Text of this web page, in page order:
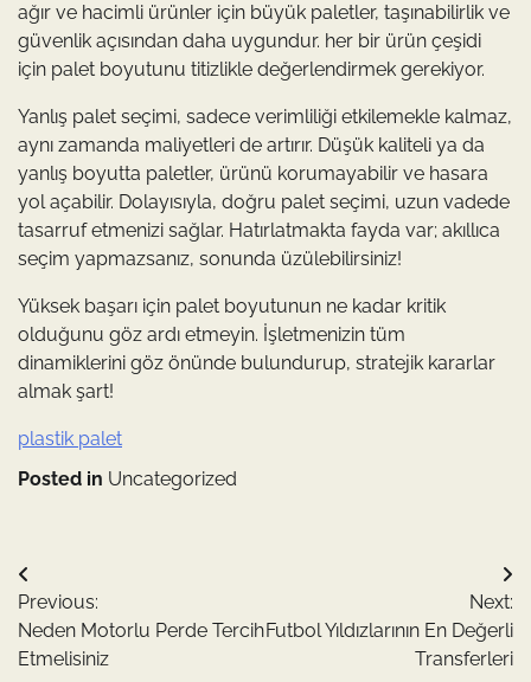
ağır ve hacimli ürünler için büyük paletler, taşınabilirlik ve
güvenlik açısından daha uygundur. her bir ürün çeşidi
için palet boyutunu titizlikle değerlendirmek gerekiyor.
Yanlış palet seçimi, sadece verimliliği etkilemekle kalmaz,
aynı zamanda maliyetleri de artırır. Düşük kaliteli ya da
yanlış boyutta paletler, ürünü korumayabilir ve hasara
yol açabilir. Dolayısıyla, doğru palet seçimi, uzun vadede
tasarruf etmenizi sağlar. Hatırlatmakta fayda var; akıllıca
seçim yapmazsanız, sonunda üzülebilirsiniz!
Yüksek başarı için palet boyutunun ne kadar kritik
olduğunu göz ardı etmeyin. İşletmenizin tüm
dinamiklerini göz önünde bulundurup, stratejik kararlar
almak şart!
plastik palet
Posted in Uncategorized
Yazı
gezinmesi
Previous:
Neden Motorlu Perde Tercih
Etmelisiniz
Next:
Futbol Yıldızlarının En Değerli
Transferleri